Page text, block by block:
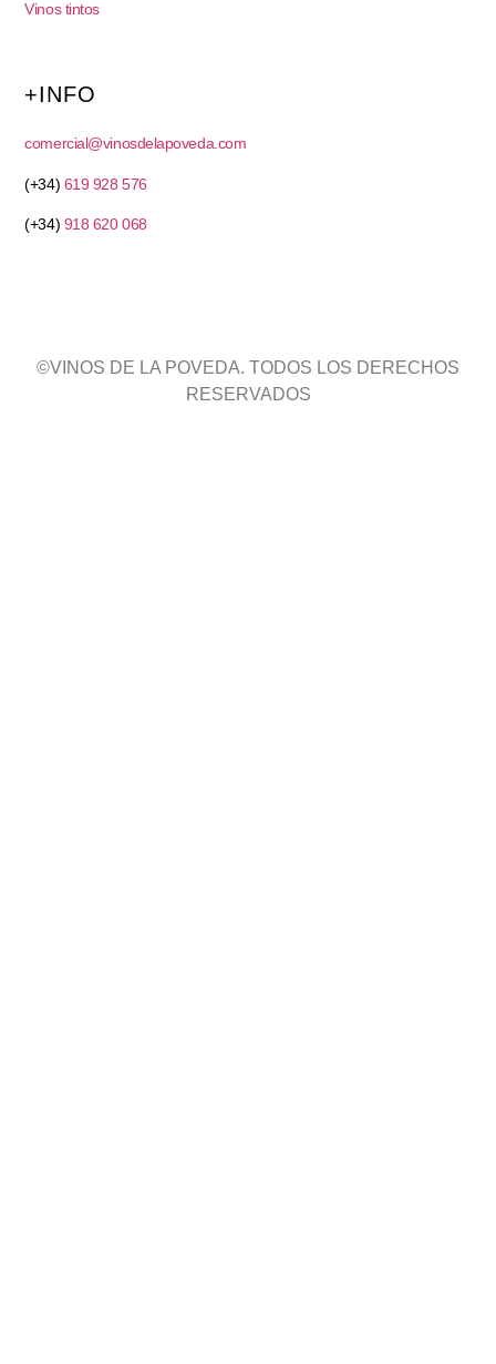
Vinos tintos
+INFO
comercial@vinosdelapoveda.com
(+34) 619 928 576
(+34) 918 620 068
©VINOS DE LA POVEDA. TODOS LOS DERECHOS
RESERVADOS